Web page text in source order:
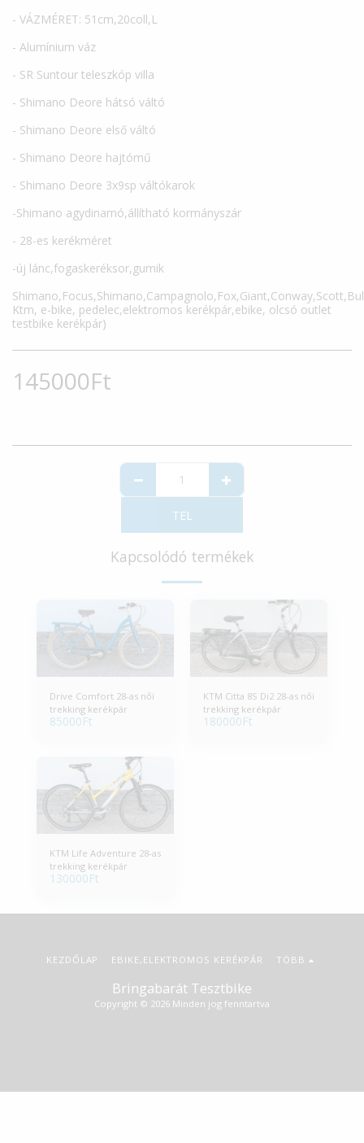
- VÁZMÉRET: 51cm,20coll,L
- Alumínium váz
- SR Suntour teleszkóp villa
- Shimano Deore hátsó váltó
- Shimano Deore első váltó
- Shimano Deore hajtómű
- Shimano Deore 3x9sp váltókarok
-Shimano agydinamó,állítható kormányszár
- 28-es kerékméret
-új lánc,fogaskeréksor,gumik
Ktm, e-bike, pedelec,elektromos kerékpár,ebike, olcsó outlet
testbike kerékpár)
145000Ft
TEL
Kapcsolódó termékek
Drive Comfort 28-as női
trekking kerékpár
85000Ft
KTM Citta 8S Di2 28-as női
trekking kerékpár
180000Ft
KTM Life Adventure 28-as
trekking kerékpár
130000Ft
Bringabarát Tesztbike
Copyright © 2026 Minden jog fenntartva
KEZDŐLAP EBIKE,ELEKTROMOS KERÉKPÁR TÖBB